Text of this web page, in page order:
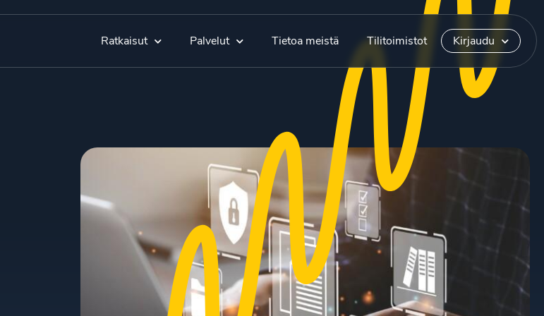
Ratkaisut Palvelut Tietoa meistä Tilitoimistot Kirjaudu